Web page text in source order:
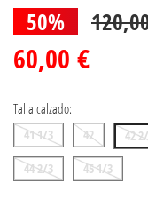
50%
60,00 €
Talla calzado:
41 1/3 42 42
44 2/3
45 1/3